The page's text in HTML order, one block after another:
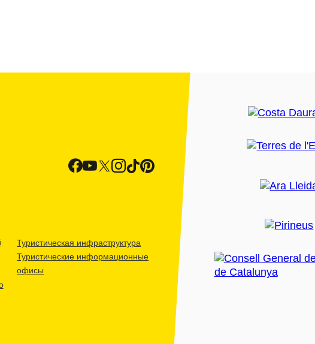
Туристическая инфраструктура
Туристические информационные
офисы